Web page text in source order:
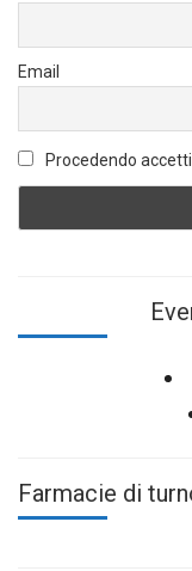
Email
Procedendo
Farmacie di